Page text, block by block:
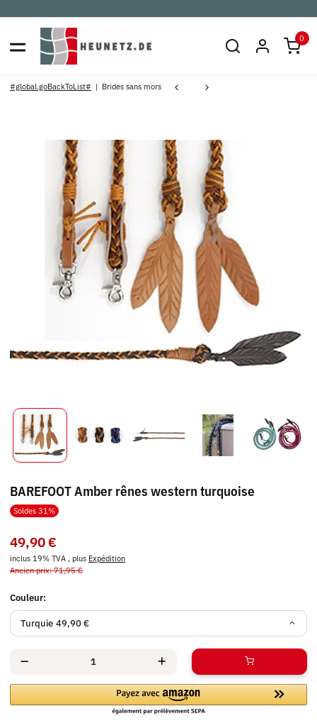
0
#global.goBackToList# Brides sans mors
BAREFOOT Amber rênes western turquoise
Soldes 31%
49,90 €
inclus 19% TVA , plus Expédition
Ancien prix: 71,95 €
Couleur:
Turquie 49,90 €